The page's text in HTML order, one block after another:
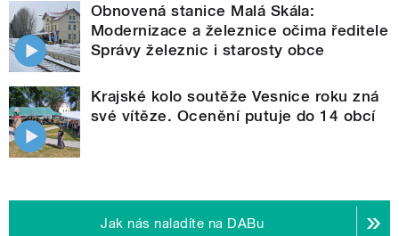
Obnovená stanice Malá Skála:
Modernizace a železnice očima ředitele
Správy železnic i starosty obce
Krajské kolo soutěže Vesnice roku zná
své vítěze. Ocenění putuje do 14 obcí
Jak nás naladíte na DABu